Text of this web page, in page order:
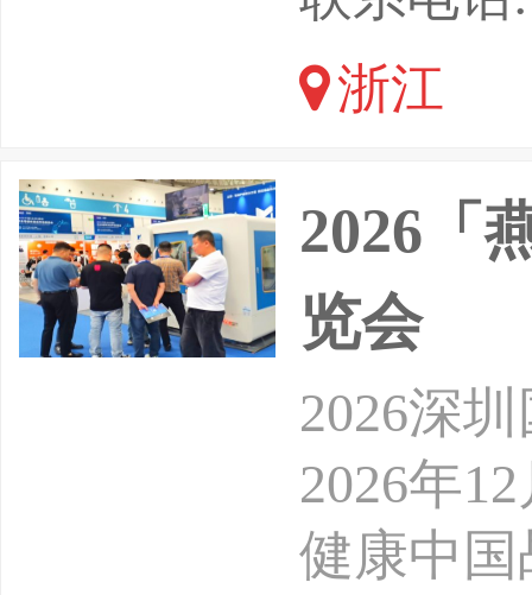
频号生
牌方、
品展示
浙江
2026「
览会
2026深
2026年
健康中